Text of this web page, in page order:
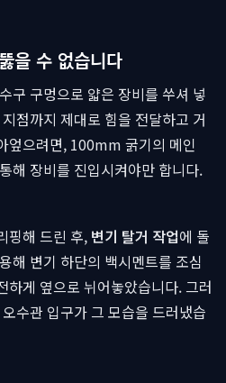
을 수 없습니다
구 구멍으로 얇은 장비를 쑤셔 넣
점까지 제대로 힘을 전달하고 거
엎으려면, 100mm 굵기의 메인
해 장비를 진입시켜야만 합니다.
핑해 드린 후, 변기 탈거 작업에 돌
해 변기 하단의 백시멘트를 조심
하게 옆으로 뉘어놓았습니다. 그러
수관 입구가 그 모습을 드러냈습